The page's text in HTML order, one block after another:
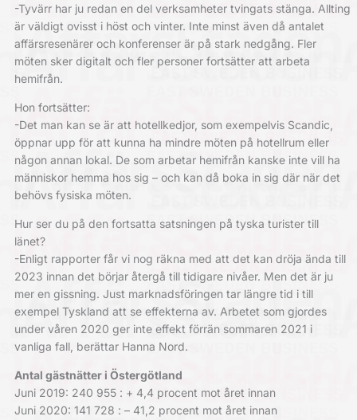
-Tyvärr har ju redan en del verksamheter tvingats stänga. Allting
är väldigt ovisst i höst och vinter. Inte minst även då antalet
affärsresenärer och konferenser är på stark nedgång. Fler
möten sker digitalt och fler personer fortsätter att arbeta
hemifrån.
Hon fortsätter:
-Det man kan se är att hotellkedjor, som exempelvis Scandic,
öppnar upp för att kunna ha mindre möten på hotellrum eller
någon annan lokal. De som arbetar hemifrån kanske inte vill ha
människor hemma hos sig – och kan då boka in sig där när det
behövs fysiska möten.
Hur ser du på den fortsatta satsningen på tyska turister till
länet?
-Enligt rapporter får vi nog räkna med att det kan dröja ända till
2023 innan det börjar återgå till tidigare nivåer. Men det är ju
mer en gissning. Just marknadsföringen tar längre tid i till
exempel Tyskland att se effekterna av. Arbetet som gjordes
under våren 2020 ger inte effekt förrän sommaren 2021 i
vanliga fall, berättar Hanna Nord.
Antal gästnätter i Östergötland
Juni 2019: 240 955 : + 4,4 procent mot året innan
Juni 2020: 141 728 : – 41,2 procent mot året innan